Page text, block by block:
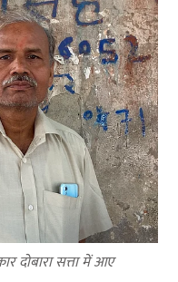
दोबारा सत्ता में आए